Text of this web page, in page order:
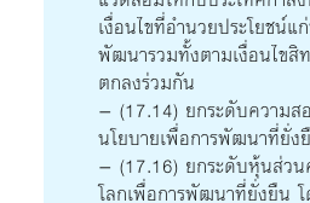
เงื่อนไขที่อำนวยประโยชน์แ
พัฒนารวมทั้งตามเงื่อนไขสิ
ตกลงร่วมกัน
– (17.14) ยกระดับความส
นโยบายเพื่อการพัฒนาที่ยั่ง
– (17.16) ยกระดับหุ้นส่วน
โลกเพื่อการพัฒนาที่ยั่งยืน